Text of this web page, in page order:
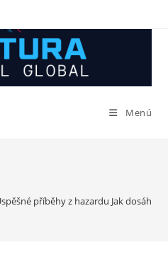
Menú
příběhy z hazardu Jak